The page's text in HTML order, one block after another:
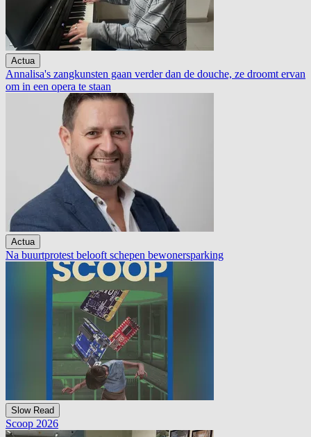
Actua
Annalisa's zangkunsten gaan verder dan de douche, ze droomt ervan
om in een opera te staan
Actua
Na buurtprotest belooft schepen bewonersparking
Slow Read
Scoop 2026